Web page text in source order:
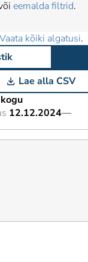
eemalda filtrid.
Vaata kõiki algatusi.
Lae alla CSV
12.12.2024—